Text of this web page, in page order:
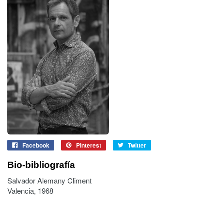
Facebook Pinterest Twitter
Bio-bibliografía
Salvador Alemany Climent
Valencia, 1968